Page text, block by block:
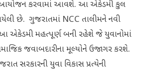
આયોજન કરવામાં આવશે. આ એકેડમી કુલ
છે. ગુજરાતમાં NCC તાલીમને નવી
એકેડમી મહત્પૂર્ણ બની રહેશે જે યુવાનોમાં
જવાબદારીના મૂલ્યોને ઉજાગર કરશે.
સરકારની યુવા વિકાસ પ્રત્યેની